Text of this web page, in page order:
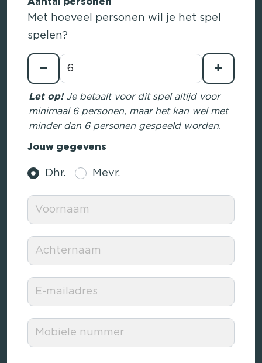
Aantal personen
Met hoeveel personen wil je het spel
spelen?
Let op!Je betaalt voor dit spel altijd voor
minimaal 6 personen, maar het kan wel met
minder dan 6 personen gespeeld worden.
Jouw gegevens
Dhr. Mevr.